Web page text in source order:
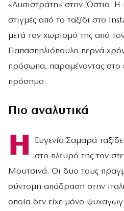
«Λυσιστράτη» στην Όστια. Η
στιγμές από το ταξίδι στο
μετά τον χωρισμό της από
Παπασπηλιόπουλο περνά
πρόσωπα, παραμένοντας στο
πρόσημο.
Πιο αναλυτικά
Η
Ευγενία Σαμαρά
στο πλευρό της τον
Μουτσινά. Οι δυο τους
σύντομη απόδραση στην
οποία δεν είχε μόνο